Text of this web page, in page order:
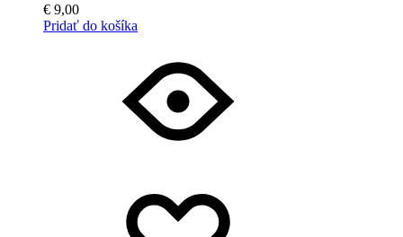
€ 9,00
Pridať do košíka